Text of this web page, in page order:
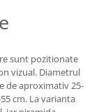
sunt pozitionate
vizual. Diametrul
de aproximativ 25-
cm. La varianta